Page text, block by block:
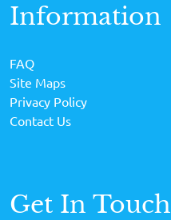
Information
FAQ
Site Maps
Privacy Policy
Contact Us
Get In Touch